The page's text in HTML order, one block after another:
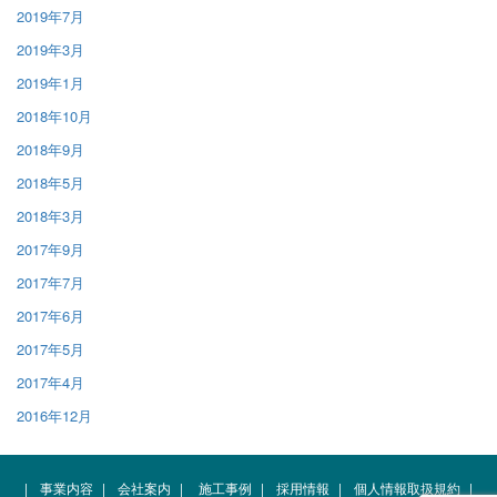
2019年7月
2019年3月
2019年1月
2018年10月
2018年9月
2018年5月
2018年3月
2017年9月
2017年7月
2017年6月
2017年5月
2017年4月
2016年12月
| 事業内容 | 会社案内 | 施工事例 | 採用情報 | 個人情報取扱規約 |